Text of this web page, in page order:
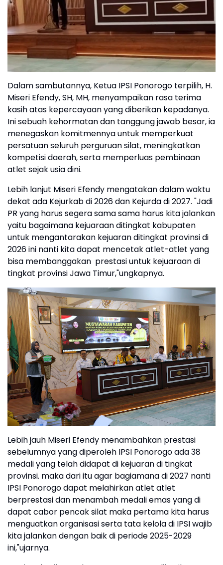
Dalam sambutannya, Ketua IPSI Ponorogo terpilih, H.
Miseri Efendy, SH, MH, menyampaikan rasa terima
kasih atas kepercayaan yang diberikan kepadanya.
Ini sebuah kehormatan dan tanggung jawab besar, ia
menegaskan komitmennya untuk memperkuat
persatuan seluruh perguruan silat, meningkatkan
kompetisi daerah, serta memperluas pembinaan
atlet sejak usia dini.
Lebih lanjut Miseri Efendy mengatakan dalam waktu
dekat ada Kejurkab di 2026 dan Kejurda di 2027. "Jadi
PR yang harus segera sama sama harus kita jalankan
yaitu bagaimana kejuaraan ditingkat kabupaten
untuk mengantarakan kejuaran ditingkat provinsi di
2026 ini nanti kita dapat mencetak atlet-atlet yang
bisa membanggakan prestasi untuk kejuaraan di
tingkat provinsi Jawa Timur,"ungkapnya.
Lebih jauh Miseri Efendy menambahkan prestasi
sebelumnya yang diperoleh IPSI Ponorogo ada 38
medali yang telah didapat di kejuaran di tingkat
provinsi. maka dari itu agar bagiamana di 2027 nanti
IPSI Ponorogo dapat melahirkan atlet atlet
berprestasi dan menambah medali emas yang di
dapat cabor pencak silat maka pertama kita harus
menguatkan organisasi serta tata kelola di IPSI wajib
kita jalankan dengan baik di periode 2025-2029
ini,"ujarnya.